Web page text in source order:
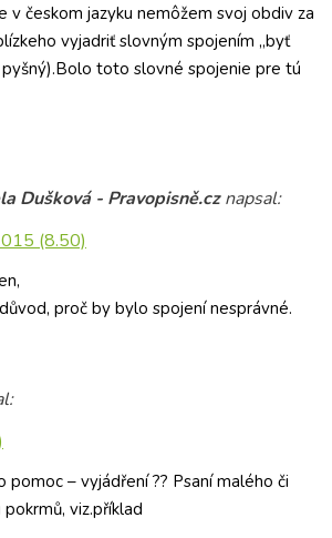
v českom jazyku nemôžem svoj obdiv za
vyjadriť slovným spojením „byť
toto slovné spojenie pre tú
Dušková - Pravopisně.cz napsal:
(8.50)
proč by bylo spojení nesprávné.
pomoc – vyjádření ?? Psaní malého či
viz.příklad